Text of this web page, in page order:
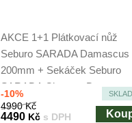
AKCE 1+1 Plátkovací nůž
Seburo SARADA Damascus
200mm + Sekáček Seburo
SARADA Chopper
180mm
-10%
4990 Kč
4490 Kč s DPH